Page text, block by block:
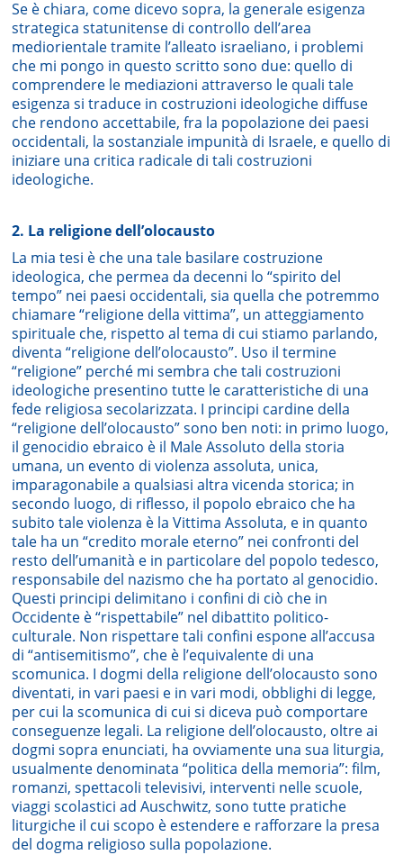
Se è chiara, come dicevo sopra, la generale esigenza
strategica statunitense di controllo dell’area
mediorientale tramite l’alleato israeliano, i problemi
che mi pongo in questo scritto sono due: quello di
comprendere le mediazioni attraverso le quali tale
esigenza si traduce in costruzioni ideologiche diffuse
che rendono accettabile, fra la popolazione dei paesi
occidentali, la sostanziale impunità di Israele, e quello di
iniziare una critica radicale di tali costruzioni
ideologiche.
2. La religione dell’olocausto
La mia tesi è che una tale basilare costruzione
ideologica, che permea da decenni lo “spirito del
tempo” nei paesi occidentali, sia quella che potremmo
chiamare “religione della vittima”, un atteggiamento
spirituale che, rispetto al tema di cui stiamo parlando,
diventa “religione dell’olocausto”. Uso il termine
“religione” perché mi sembra che tali costruzioni
ideologiche presentino tutte le caratteristiche di una
fede religiosa secolarizzata. I principi cardine della
“religione dell’olocausto” sono ben noti: in primo luogo,
il genocidio ebraico è il Male Assoluto della storia
umana, un evento di violenza assoluta, unica,
imparagonabile a qualsiasi altra vicenda storica; in
secondo luogo, di riflesso, il popolo ebraico che ha
subito tale violenza è la Vittima Assoluta, e in quanto
tale ha un “credito morale eterno” nei confronti del
resto dell’umanità e in particolare del popolo tedesco,
responsabile del nazismo che ha portato al genocidio.
Questi principi delimitano i confini di ciò che in
Occidente è “rispettabile” nel dibattito politico-
culturale. Non rispettare tali confini espone all’accusa
di “antisemitismo”, che è l’equivalente di una
scomunica. I dogmi della religione dell’olocausto sono
diventati, in vari paesi e in vari modi, obblighi di legge,
per cui la scomunica di cui si diceva può comportare
conseguenze legali. La religione dell’olocausto, oltre ai
dogmi sopra enunciati, ha ovviamente una sua liturgia,
usualmente denominata “politica della memoria”: film,
romanzi, spettacoli televisivi, interventi nelle scuole,
viaggi scolastici ad Auschwitz, sono tutte pratiche
liturgiche il cui scopo è estendere e rafforzare la presa
del dogma religioso sulla popolazione.